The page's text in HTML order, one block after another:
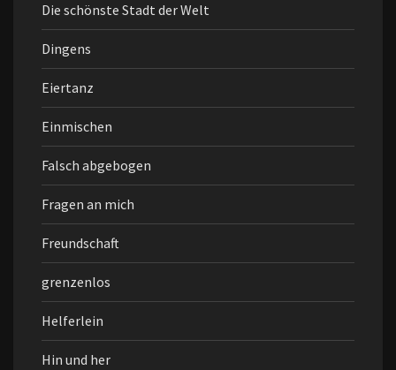
Die schönste Stadt der Welt
Dingens
Eiertanz
Einmischen
Falsch abgebogen
Fragen an mich
Freundschaft
grenzenlos
Helferlein
Hin und her